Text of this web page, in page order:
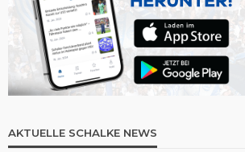
AKTUELLE SCHALKE NEWS